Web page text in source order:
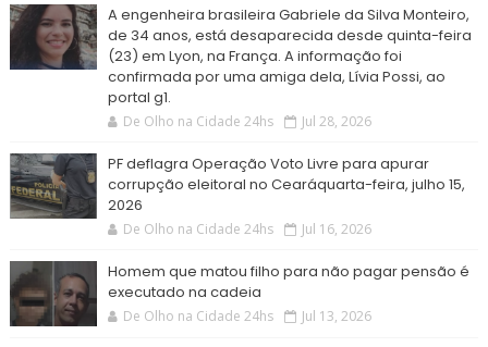
A engenheira brasileira Gabriele da Silva Monteiro,
de 34 anos, está desaparecida desde quinta-feira
(23) em Lyon, na França. A informação foi
confirmada por uma amiga dela, Lívia Possi, ao
portal g1.
De Olho na Cidade 24hs Jul 28, 2026
PF deflagra Operação Voto Livre para apurar
corrupção eleitoral no Cearáquarta-feira, julho 15,
2026
De Olho na Cidade 24hs Jul 16, 2026
Homem que matou filho para não pagar pensão é
executado na cadeia
De Olho na Cidade 24hs Jul 13, 2026